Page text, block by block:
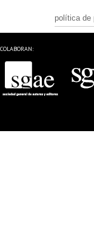
política de
COLABORAN: